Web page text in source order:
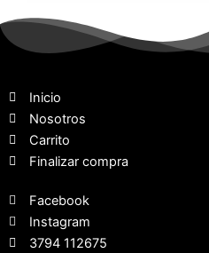
Inicio
Nosotros
Carrito
Finalizar compra
Facebook
Instagram
3794 112675